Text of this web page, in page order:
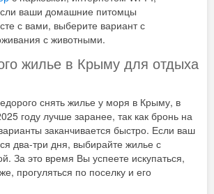
ваши домашние питомцы
с вами, выберите вариант с
с животными.
жилье в Крыму для отдыха
снять жилье у моря в Крыму, в
году лучше заранее, так как бронь на
заканчивается быстро. Если ваш
два-три дня, выбирайте жилье с
За это время Вы успеете искупаться,
прогуляться по поселку и его